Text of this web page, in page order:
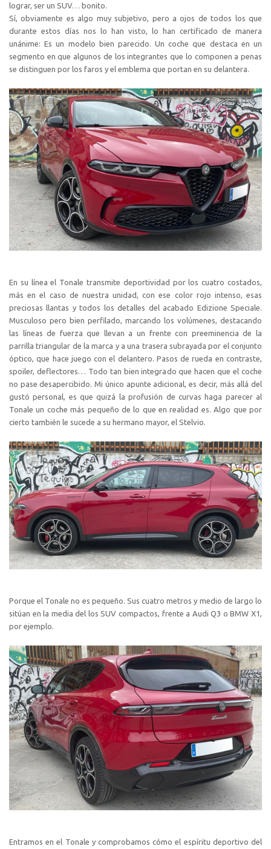
lograr, ser un SUV… bonito.
Sí, obviamente es algo muy subjetivo, pero a ojos de todos los que
durante estos días nos lo han visto, lo han certificado de manera
unánime: Es un modelo bien parecido. Un coche que destaca en un
segmento en que algunos de los integrantes que lo componen a penas
se distinguen por los faros y el emblema que portan en su delantera.
En su línea el Tonale transmite deportividad por los cuatro costados,
más en el caso de nuestra unidad, con ese color rojo intenso, esas
preciosas llantas y todos los detalles del acabado Edizione Speciale.
Musculoso pero bien perfilado, marcando los volúmenes, destacando
las líneas de fuerza que llevan a un frente con preeminencia de la
parrilla triangular de la marca y a una trasera subrayada por el conjunto
óptico, que hace juego con el delantero. Pasos de rueda en contraste,
spoiler, deflectores… Todo tan bien integrado que hacen que el coche
no pase desapercibido. Mi único apunte adicional, es decir, más allá del
gustó personal, es que quizá la profusión de curvas haga parecer al
Tonale un coche más pequeño de lo que en realidad es. Algo que por
cierto también le sucede a su hermano mayor, el Stelvio.
Porque el Tonale no es pequeño. Sus cuatro metros y medio de largo lo
sitúan en la media del los SUV compactos, frente a Audi Q3 o BMW X1,
por ejemplo.
Entramos en el Tonale y comprobamos cómo el espíritu deportivo del